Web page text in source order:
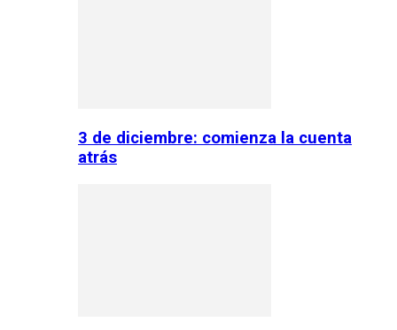
3 de diciembre: comienza la cuenta
atrás